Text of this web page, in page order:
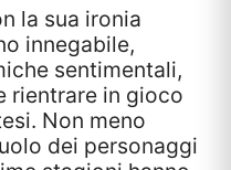
la sua ironia
innegabile,
sentimentali,
rientrare in gioco
Non meno
dei personaggi